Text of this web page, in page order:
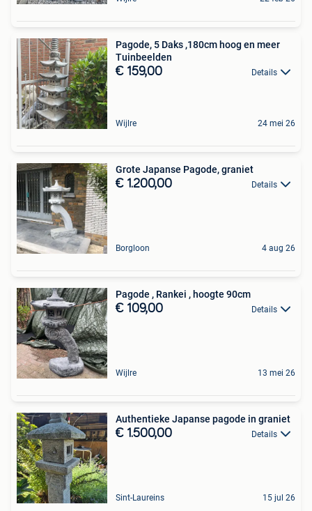
Pagode, 5 Daks ,180cm hoog en meer
Tuinbeelden
€ 159,00 Details
Wijlre 24 mei 26
Grote Japanse Pagode, graniet
€ 1.200,00 Details
Borgloon 4 aug 26
Pagode , Rankei , hoogte 90cm
€ 109,00 Details
Wijlre 13 mei 26
Authentieke Japanse pagode in graniet
€ 1.500,00 Details
Sint-Laureins 15 jul 26